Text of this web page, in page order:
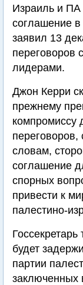
Израиль и ПА
соглашение
заявил 13
переговоров
лидерами.
Джон Керри
прежнему
компромиссу
переговоров,
словам,
соглашение
спорных
привести к
палестино-
будет
партии
заключенных